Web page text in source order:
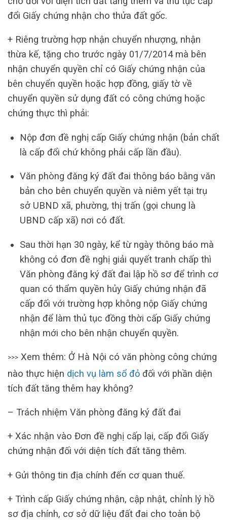
đổi Giấy chứng nhận cho thửa đất gốc.
+ Riêng trường hợp nhận chuyển nhượng, nhận
thừa kế, tặng cho trước ngày 01/7/2014 mà bên
nhận chuyển quyền chỉ có Giấy chứng nhận của
bên chuyển quyền hoặc hợp đồng, giấy tờ về
chuyển quyền sử dụng đất có công chứng hoặc
chứng thực thì phải:
Nộp đơn đề nghị cấp Giấy chứng nhận (bản chất
là cấp đổi chứ không phải cấp lần đầu).
Văn phòng đăng ký đất đai thông báo bằng văn
bản cho bên chuyển quyền và niêm yết tại trụ
sở UBND xã, phường, thị trấn (gọi chung là
UBND cấp xã) nơi có đất.
Sau thời hạn 30 ngày, kể từ ngày thông báo mà
không có đơn đề nghị giải quyết tranh chấp thì
Văn phòng đăng ký đất đai lập hồ sơ để trình cơ
quan có thẩm quyền hủy Giấy chứng nhận đã
cấp đối với trường hợp không nộp Giấy chứng
nhận để làm thủ tục đồng thời cấp Giấy chứng
nhận mới cho bên nhận chuyển quyền.
>>> Xem thêm: Ở Hà Nội có văn phòng công chứng
nào thực hiện dịch vụ làm sổ đỏ đối với phần diện
tích đất tăng thêm hay không?
– Trách nhiệm Văn phòng đăng ký đất đai
+ Xác nhận vào Đơn đề nghị cấp lại, cấp đổi Giấy
chứng nhận đối với diện tích đất tăng thêm.
+ Gửi thông tin địa chính đến cơ quan thuế.
+ Trình cấp Giấy chứng nhận, cập nhật, chỉnh lý hồ
sơ địa chính, cơ sở dữ liệu đất đai cho toàn bộ